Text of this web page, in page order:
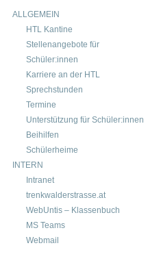
ALLGEMEIN
HTL Kantine
Stellenangebote für
Schüler:innen
Karriere an der HTL
Sprechstunden
Termine
Unterstützung für Schüler:innen
Beihilfen
Schülerheime
INTERN
Intranet
trenkwalderstrasse.at
WebUntis – Klassenbuch
MS Teams
Webmail